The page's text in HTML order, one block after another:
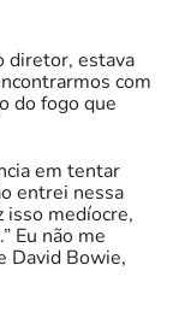
diretor, estava
com
do fogo que
em tentar
entrei nessa
isso medíocre,
Eu não me
David Bowie,